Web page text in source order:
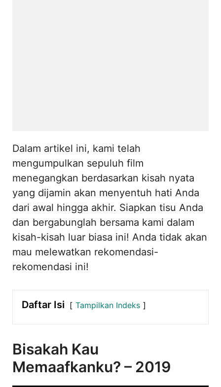
Dalam artikel ini, kami telah
mengumpulkan sepuluh film
menegangkan berdasarkan kisah nyata
yang dijamin akan menyentuh hati Anda
dari awal hingga akhir. Siapkan tisu Anda
dan bergabunglah bersama kami dalam
kisah-kisah luar biasa ini! Anda tidak akan
mau melewatkan rekomendasi-
rekomendasi ini!
Daftar Isi Tampilkan Indeks
Bisakah Kau
Memaafkanku? – 2019